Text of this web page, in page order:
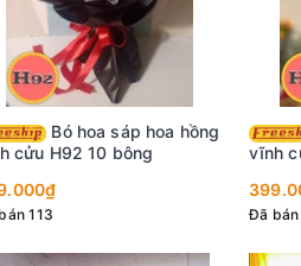
cửu H92 10 bông
113
vĩnh
Đã bán